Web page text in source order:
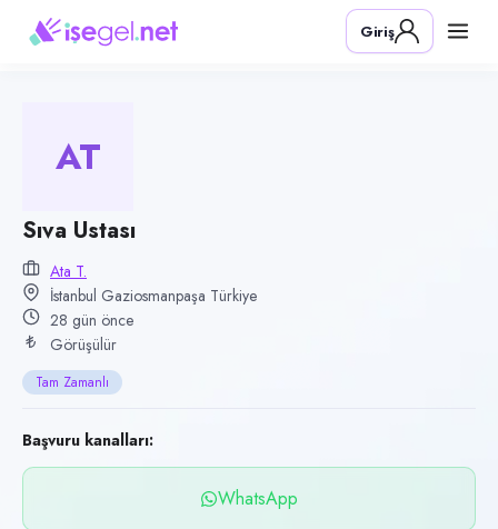
Pozisyon
Sıva Ustası
Kategori
Konum
Gaziosmanpaşa, İstanbul
Çalışma şekli
Tam Zamanlı
Yayın tarihi
9 Temmuz 2026
Son geçerlilik
7 Ekim 2026
Giriş
AT
Sıva Ustası
Ata T.
İstanbul Gaziosmanpaşa Türkiye
28 gün önce
Görüşülür
Tam Zamanlı
Başvuru kanalları:
WhatsApp